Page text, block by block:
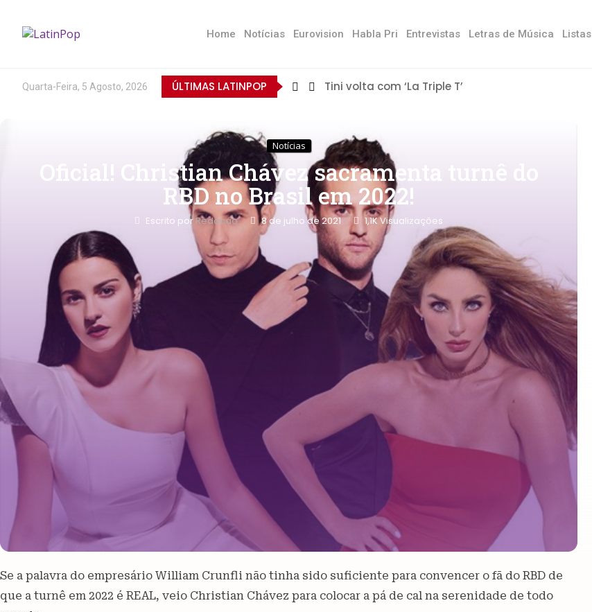
Home Notícias Eurovision Habla Pri Entrevistas Letras de Música Listas
Quarta-Feira, 5 Agosto, 2026 ÚLTIMAS LATINPOP Tini volta com ‘La Triple T’
Notícias
Oficial! Christian Chávez sacramenta turnê do
RBD no Brasil em 2022!
Escrito porRedacao 8 de julho de 2021 1,1KVisualizações
Se a palavra do empresário William Crunfli não tinha sido suficiente para convencer o fã do RBD de
que a turnê em 2022 é REAL, veio Christian Chávez para colocar a pá de cal na serenidade de todo